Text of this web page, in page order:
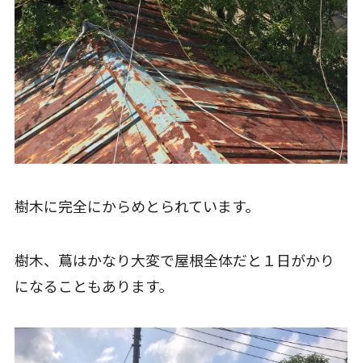
樹木に完全にからめとられています。
樹木、蔦はかなり大変で屋根全体だと１日がかり
になることもあります。